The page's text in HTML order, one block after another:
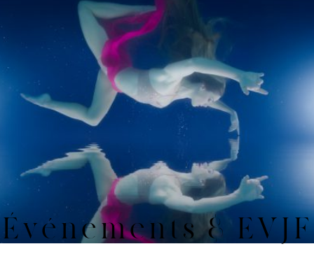
Événements & EVJF